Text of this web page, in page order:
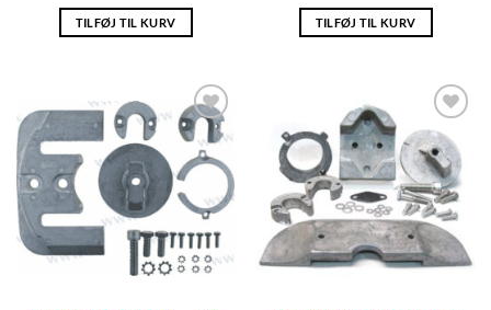
TILFØJ TIL KURV TILFØJ TIL KURV
AJOUTER
À LA
LISTE
D’ENVIES
AJOUTER
À LA
LISTE
D’ENVIES